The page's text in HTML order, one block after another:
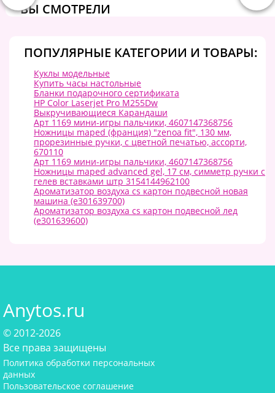
ВЫ СМОТРЕЛИ
ПОПУЛЯРНЫЕ КАТЕГОРИИ И ТОВАРЫ:
Куклы модельные
Купить часы настольные
Бланки подарочного сертификата
HP Color Laserjet Pro M255Dw
Выкручивающиеся Карандаши
Арт 1169 мини-игры пальчики, 4607147368756
Ножницы maped (франция) "zenoa fit", 130 мм,
прорезинные ручки, с цветной печатью, ассорти,
670110
Арт 1169 мини-игры пальчики, 4607147368756
Ножницы maped advanced gel, 17 см, симметр ручки c
гелев вставками штр 3154144962100
Ароматизатор воздуха cs картон подвесной новая
машина (e301639700)
Ароматизатор воздуха cs картон подвесной лед
(e301639600)
Anytos.ru
© 2012-2026
Все права защищены
Политика обработки персональных
данных
Пользовательское соглашение